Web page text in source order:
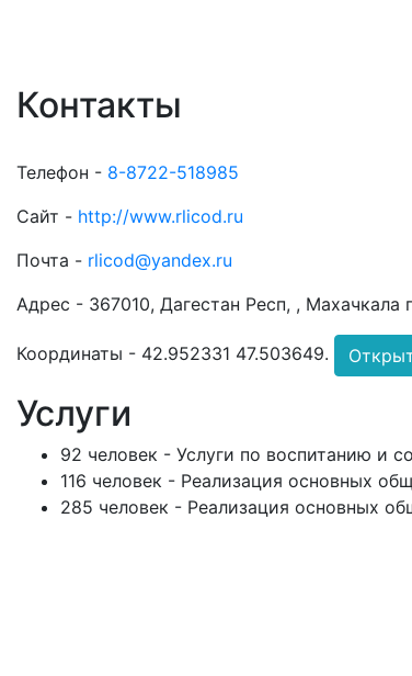
Контакты
Телефон - 8-8722-518985
Сайт - http://www.rlicod.ru
Почта - rlicod@yandex.ru
Адрес - 367010, Дагестан Респ, , Махачкала
Координаты - 42.952331 47.503649.
Услуги
92 человек - Услуги по воспитанию и
116 человек - Реализация основных
285 человек - Реализация основных